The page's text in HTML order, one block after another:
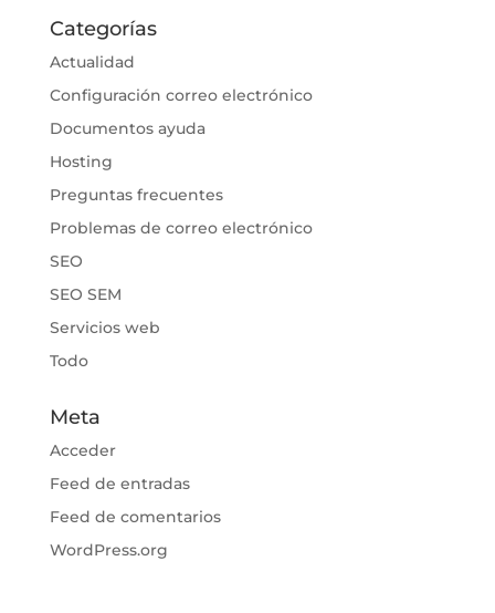
Categorías
Actualidad
Configuración correo electrónico
Documentos ayuda
Hosting
Preguntas frecuentes
Problemas de correo electrónico
SEO
SEO SEM
Servicios web
Todo
Meta
Acceder
Feed de entradas
Feed de comentarios
WordPress.org